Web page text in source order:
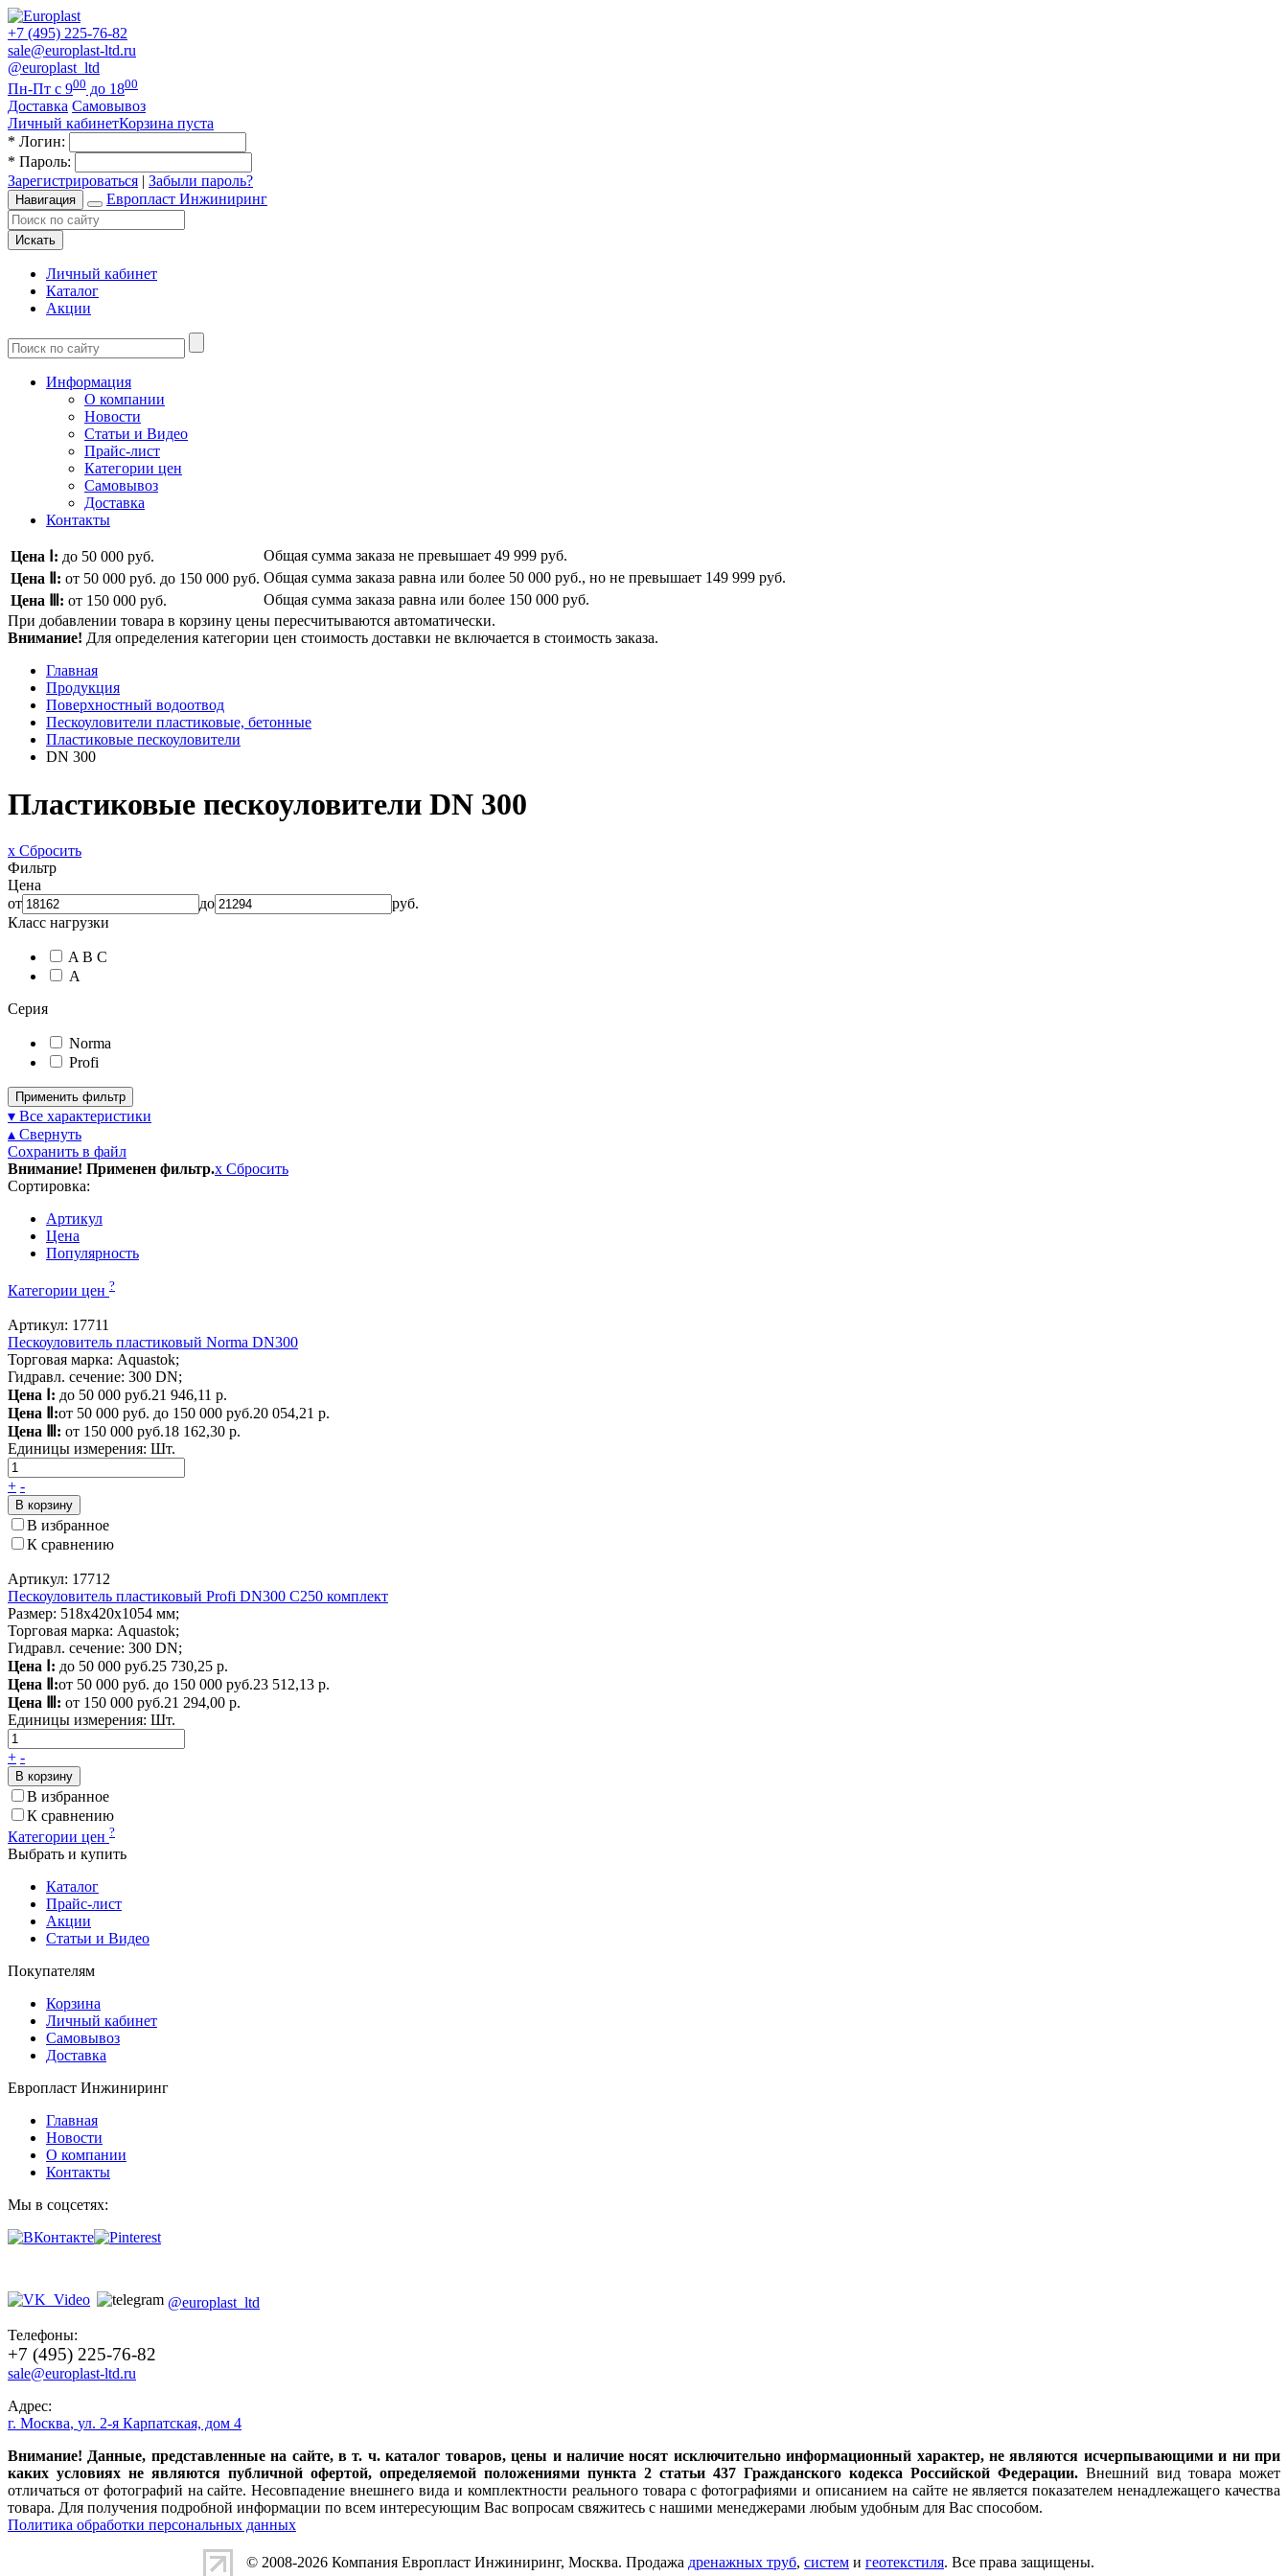
+7 (495) 225-76-82
sale@europlast-ltd.ru
@europlast_ltd
Пн-Пт с 900 до 1800
Доставка Самовывоз
Личный кабинетКорзина пуста
* Логин:
* Пароль:
Зарегистрироваться | Забыли пароль?
Навигация Европласт Инжиниринг
Искать
Личный кабинет
Каталог
Акции
Информация
О компании
Новости
Статьи и Видео
Прайс-лист
Категории цен
Самовывоз
Доставка
Контакты
Цена Ⅰ: до 50 000 руб. Общая сумма заказа не превышает 49 999 руб.
Цена Ⅱ: от 50 000 руб. до 150 000 руб. Общая сумма заказа равна или более 50 000 руб., но не превышает 149 999 руб.
Цена Ⅲ: от 150 000 руб. Общая сумма заказа равна или более 150 000 руб.
При добавлении товара в корзину цены пересчитываются автоматически.
Внимание! Для определения категории цен стоимость доставки не включается в стоимость заказа.
Главная
Продукция
Поверхностный водоотвод
Пескоуловители пластиковые, бетонные
Пластиковые пескоуловители
DN 300
Пластиковые пескоуловители DN 300
x Сбросить
Фильтр
Цена
от
до
руб.
Класс нагрузки
A B C
А
Серия
Norma
Profi
Применить фильтр
▾ Все характеристики
▴ Свернуть
Сохранить в файл
Внимание! Применен фильтр.x Сбросить
Сортировка:
Артикул
Цена
Популярность
Категории цен ?
Артикул: 17711
Пескоуловитель пластиковый Norma DN300
Торговая марка: Aquastok;
Гидравл. сечение: 300 DN;
Цена Ⅰ: до 50 000 руб.21 946,11 р.
Цена Ⅱ:от 50 000 руб. до 150 000 руб.20 054,21 р.
Цена Ⅲ: от 150 000 руб.18 162,30 р.
Единицы измерения: Шт.
+ -
В корзину
В избранное
К сравнению
Артикул: 17712
Пескоуловитель пластиковый Profi DN300 C250 комплект
Размер: 518х420х1054 мм;
Торговая марка: Aquastok;
Гидравл. сечение: 300 DN;
Цена Ⅰ: до 50 000 руб.25 730,25 р.
Цена Ⅱ:от 50 000 руб. до 150 000 руб.23 512,13 р.
Цена Ⅲ: от 150 000 руб.21 294,00 р.
Единицы измерения: Шт.
+ -
В корзину
В избранное
К сравнению
Категории цен ?
Выбрать и купить
Каталог
Прайс-лист
Акции
Статьи и Видео
Покупателям
Корзина
Личный кабинет
Самовывоз
Доставка
Европласт Инжиниринг
Главная
Новости
О компании
Контакты
Мы в соцсетях:
@europlast_ltd
Телефоны:
+7 (495) 225-76-82
sale@europlast-ltd.ru
Адрес:
г. Москва, ул. 2-я Карпатская, дом 4
Внимание! Данные, представленные на сайте, в т. ч. каталог товаров, цены и наличие носят исключительно информационный характер, не являются исчерпывающими и ни при
каких условиях не являются публичной офертой, определяемой положениями пункта 2 статьи 437 Гражданского кодекса Российской Федерации. Внешний вид товара может
отличаться от фотографий на сайте. Несовпадение внешнего вида и комплектности реального товара с фотографиями и описанием на сайте не является показателем ненадлежащего качества
товара. Для получения подробной информации по всем интересующим Вас вопросам свяжитесь с нашими менеджерами любым удобным для Вас способом.
Политика обработки персональных данных
© 2008-2026 Компания Европласт Инжиниринг, Москва. Продажа дренажных труб, систем и геотекстиля. Все права защищены.